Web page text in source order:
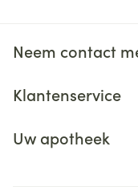
Neem contact
Klantenservice
Uw apotheek